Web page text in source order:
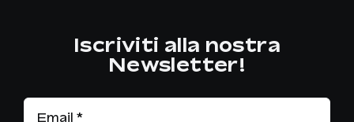
Iscriviti alla nostra
Newsletter!